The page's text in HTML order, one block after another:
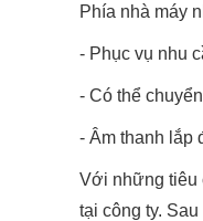
Phía nhà máy
- Phục vụ nhu
- Có thể
- Âm thanh lắp
Với những tiêu
tại công ty.